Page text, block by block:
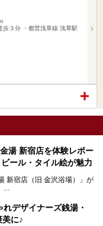
歩３分 ・都営浅草線 浅草駅
湯 新宿店を体験レポー
ール・タイル絵が魅力
新宿店（旧 金沢浴場）」が
絵はそのまま、昔からここ
運んでくれる人にも愛され
れ変わりました。洞窟のよ
れデザイナーズ銭湯・
に♪